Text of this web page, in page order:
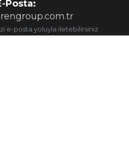
Posta:
e-posta yoluyla iletebilirsiniz